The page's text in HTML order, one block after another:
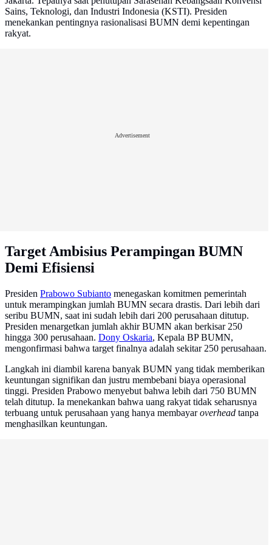
Sains, Teknologi, dan Industri Indonesia (KSTI). Presiden
menekankan pentingnya rasionalisasi BUMN demi kepentingan
rakyat.
Advertisement
Target Ambisius Perampingan BUMN
Demi Efisiensi
Presiden Prabowo Subianto menegaskan komitmen pemerintah
untuk merampingkan jumlah BUMN secara drastis. Dari lebih dari
seribu BUMN, saat ini sudah lebih dari 200 perusahaan ditutup.
Presiden menargetkan jumlah akhir BUMN akan berkisar 250
hingga 300 perusahaan. Dony Oskaria, Kepala BP BUMN,
mengonfirmasi bahwa target finalnya adalah sekitar 250 perusahaan.
Langkah ini diambil karena banyak BUMN yang tidak memberikan
keuntungan signifikan dan justru membebani biaya operasional
tinggi. Presiden Prabowo menyebut bahwa lebih dari 750 BUMN
telah ditutup. Ia menekankan bahwa uang rakyat tidak seharusnya
terbuang untuk perusahaan yang hanya membayaroverhead tanpa
menghasilkan keuntungan.